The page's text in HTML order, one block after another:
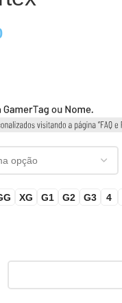
XG G1 G2 G3
4